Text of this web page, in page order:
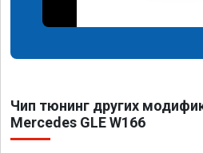
Чип тюнинг других
Mercedes GLE W166